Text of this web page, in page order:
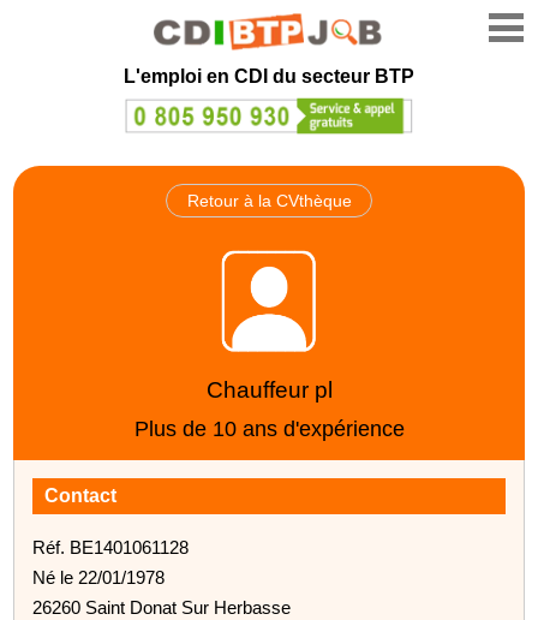
L'emploi en CDI du secteur BTP
Retour à la CVthèque
Chauffeur pl
Plus de 10 ans d'expérience
Contact
Réf. BE1401061128
Né le 22/01/1978
26260 Saint Donat Sur Herbasse